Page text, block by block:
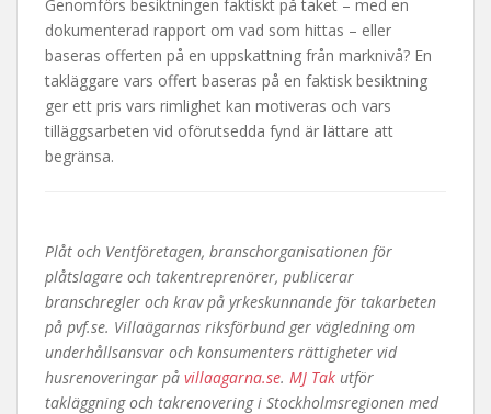
Genomförs besiktningen faktiskt på taket – med en
dokumenterad rapport om vad som hittas – eller
baseras offerten på en uppskattning från marknivå? En
takläggare vars offert baseras på en faktisk besiktning
ger ett pris vars rimlighet kan motiveras och vars
tilläggsarbeten vid oförutsedda fynd är lättare att
begränsa.
Plåt och Ventföretagen, branschorganisationen för
plåtslagare och takentreprenörer, publicerar
branschregler och krav på yrkeskunnande för takarbeten
på pvf.se. Villaägarnas riksförbund ger vägledning om
underhållsansvar och konsumenters rättigheter vid
husrenoveringar på villaagarna.se. MJ Tak utför
takläggning och takrenovering i Stockholmsregionen med